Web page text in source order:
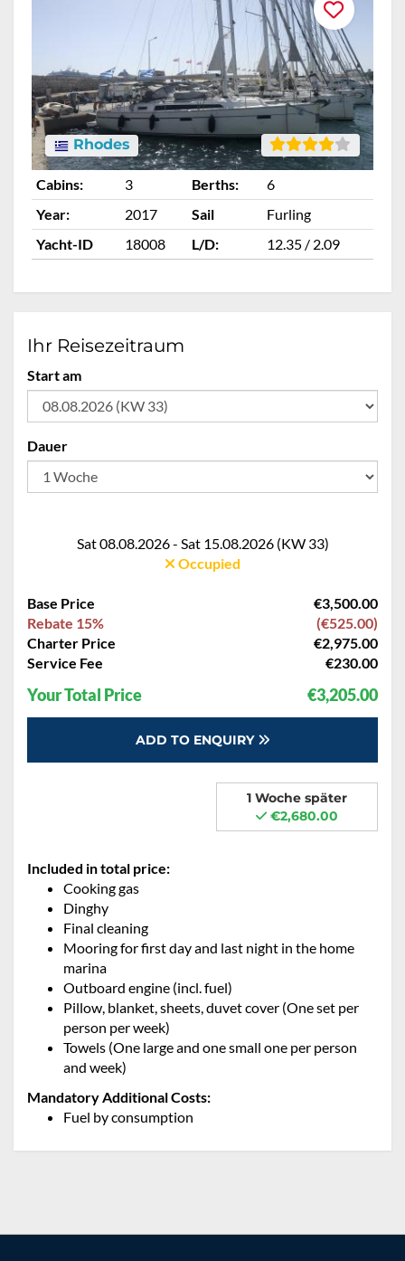
Rhodes
Cabins: 3 Berths:
6
Year:
2017 Sail
Furling
Yacht-ID
18008 L/D: 12.35 / 2.09
Ihr Reisezeitraum
Start am
Dauer
Sat 08.08.2026 - Sat 15.08.2026 (KW 33)
Occupied
Base Price
€3,500.00
Rebate 15%
(€525.00)
Charter Price
€2,975.00
Service Fee
€230.00
Your Total Price €3,205.00
ADD TO ENQUIRY
1 Woche später
€2,680.00
Included in total price:
Cooking gas
Dinghy
Final cleaning
Mooring for first day and last night in the home
marina
Outboard engine (incl. fuel)
Pillow, blanket, sheets, duvet cover (One set per
person per week)
Towels (One large and one small one per person
and week)
Mandatory Additional Costs:
Fuel by consumption